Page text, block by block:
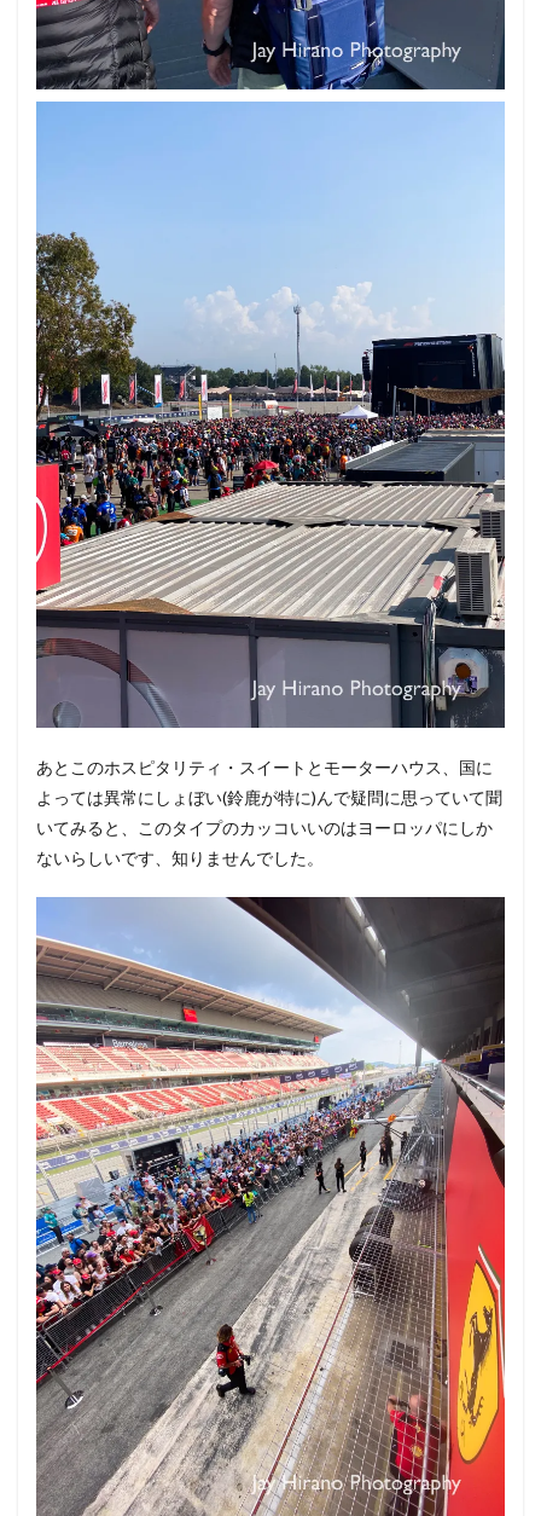
あとこのホスピタリティ・スイートとモーターハウス、国に
よっては異常にしょぼい(鈴鹿が特に)んで疑問に思っていて聞
いてみると、このタイプのカッコいいのはヨーロッパにしか
ないらしいです、知りませんでした。